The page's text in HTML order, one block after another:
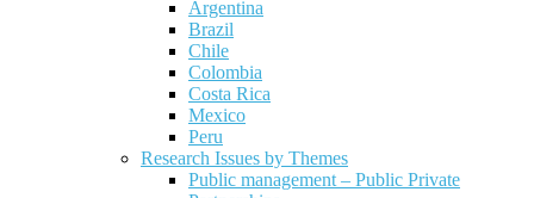
Argentina
Brazil
Chile
Colombia
Costa Rica
Mexico
Peru
Research Issues by Themes
Public management – Public Private